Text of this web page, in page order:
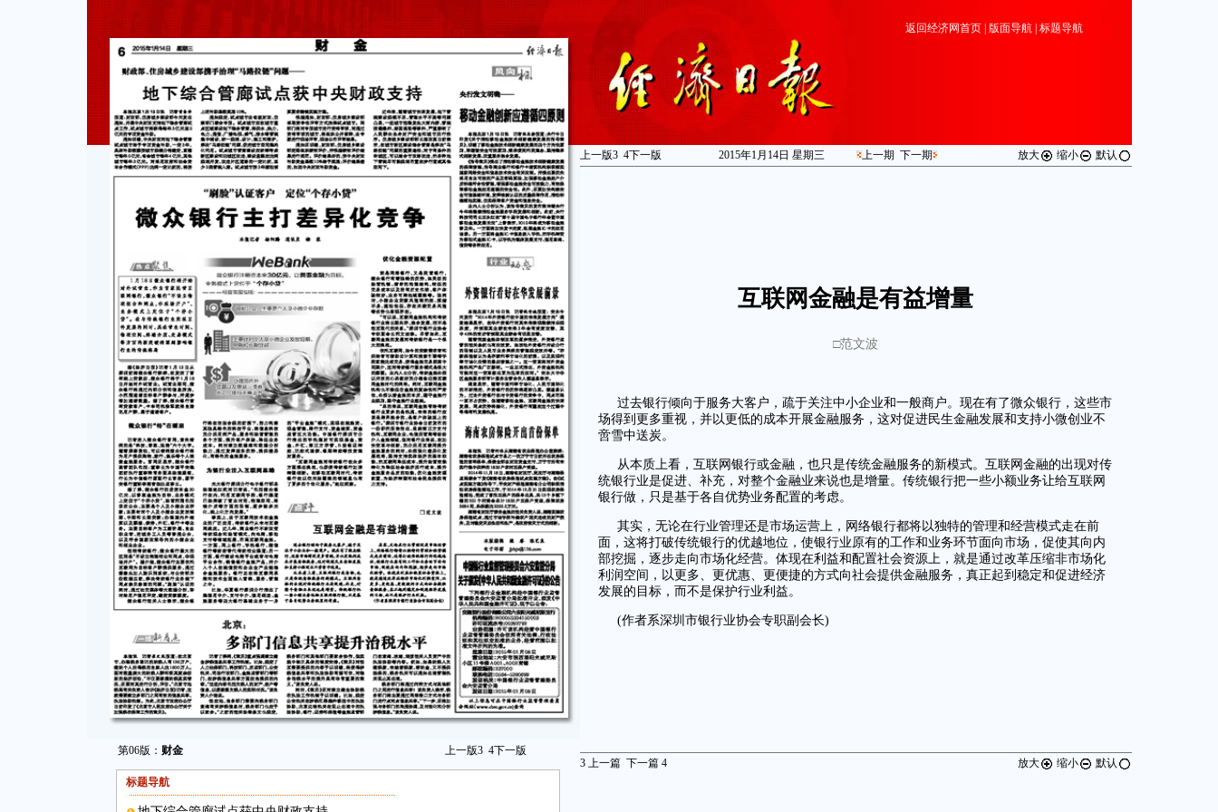
第06版： 财金 上一版3 4下一版
标题导航
返回经济网首页| 版面导航| 标题导航
上一版3 4下一版 2015年1月14日 星期三 上一期 下一期 放大 缩小 默认
互联网金融是有益增量
□范文波
过去银行倾向于服务大客户，疏于关注中小企业和一般商户。现在有了微众银行，这些市
场得到更多重视，并以更低的成本开展金融服务，这对促进民生金融发展和支持小微创业不
啻雪中送炭。
从本质上看，互联网银行或金融，也只是传统金融服务的新模式。互联网金融的出现对传
统银行业是促进、补充，对整个金融业来说也是增量。传统银行把一些小额业务让给互联网
银行做，只是基于各自优势业务配置的考虑。
其实，无论在行业管理还是市场运营上，网络银行都将以独特的管理和经营模式走在前
面，这将打破传统银行的优越地位，使银行业原有的工作和业务环节面向市场，促使其向内
部挖掘，逐步走向市场化经营。体现在利益和配置社会资源上，就是通过改革压缩非市场化
利润空间，以更多、更优惠、更便捷的方式向社会提供金融服务，真正起到稳定和促进经济
发展的目标，而不是保护行业利益。
(作者系深圳市银行业协会专职副会长)
3上一篇 下一篇 4 放大 缩小 默认